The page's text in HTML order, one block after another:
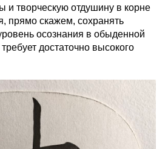
и творческую отдушину в корне
прямо скажем, сохранять
осознания в обыденной
достаточно высокого